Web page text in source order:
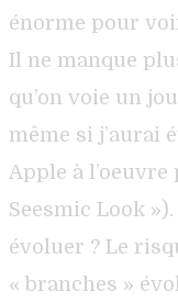
énorme pour
Il ne manque
qu’on voie un
même si j’aurai
Apple à
Seesmic Look
évoluer ? Le
« branches »